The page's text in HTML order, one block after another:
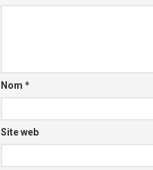
Nom *
Site web